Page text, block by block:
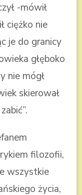
-mówił
ciężko nie
je do granicy
głęboko
nie mógł
skierował
filozofii,
wszystkie
życia,